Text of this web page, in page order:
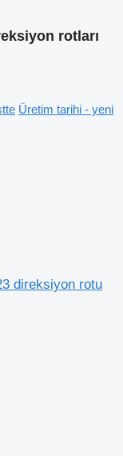
rotları
Üretim tarihi - yeni
direksiyon rotu